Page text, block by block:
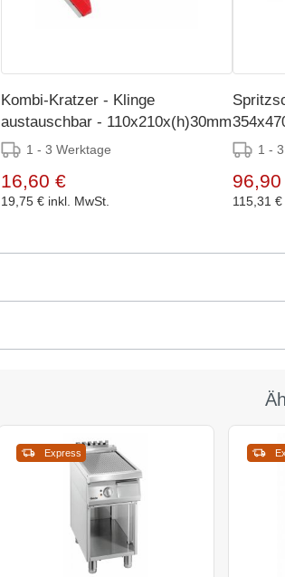
Kombi-Kratzer - Klinge
austauschbar - 110x210x(h)30mm
1 - 3 Werktage
16,60 €
19,75 € inkl. MwSt.
1 -
115,31 €
Express